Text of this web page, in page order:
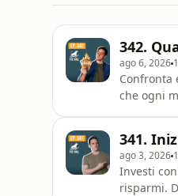
342.
ago 6, 2026
Confronta e Risparmia
che ogni
341.
ago 3, 2026
Investi con
risparmi.